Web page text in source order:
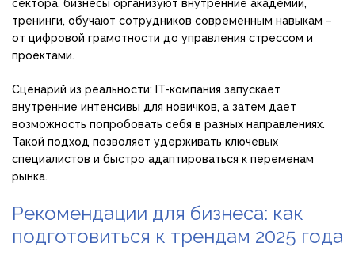
сектора, бизнесы организуют внутренние академии,
тренинги, обучают сотрудников современным навыкам –
от цифровой грамотности до управления стрессом и
проектами.
Сценарий из реальности: IT-компания запускает
внутренние интенсивы для новичков, а затем дает
возможность попробовать себя в разных направлениях.
Такой подход позволяет удерживать ключевых
специалистов и быстро адаптироваться к переменам
рынка.
Рекомендации для бизнеса: как
подготовиться к трендам 2025 года